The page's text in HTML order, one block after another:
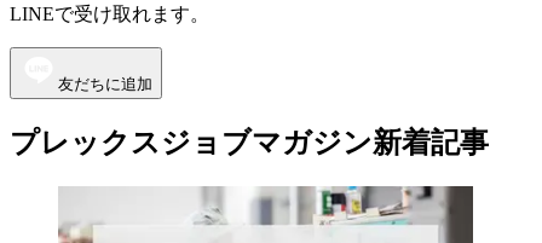
LINEで受け取れます。
友だちに追加
プレックスジョブマガジン新着記事